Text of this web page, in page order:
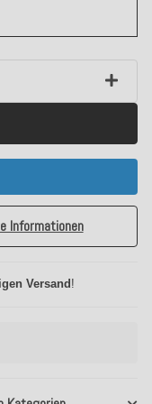
Informationen
Versand!